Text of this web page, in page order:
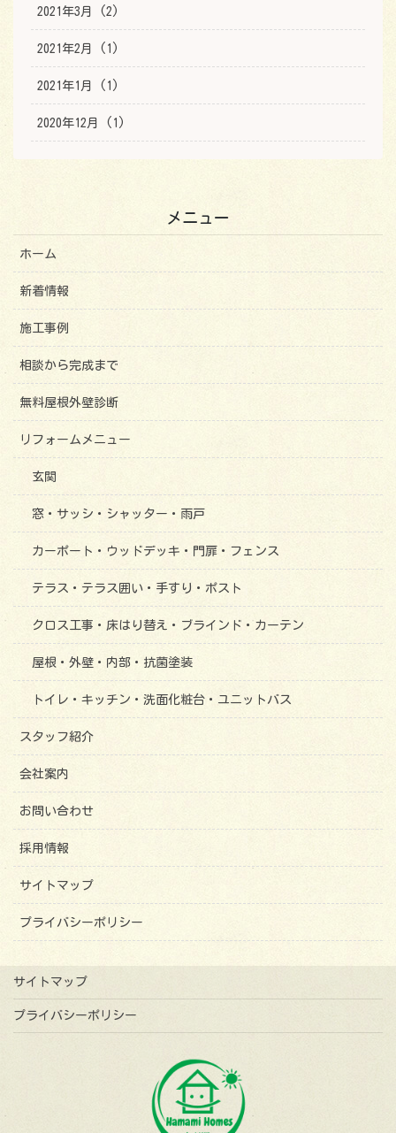
2021年3月 (2)
2021年2月 (1)
2021年1月 (1)
2020年12月 (1)
メニュー
ホーム
新着情報
施工事例
相談から完成まで
無料屋根外壁診断
リフォームメニュー
玄関
窓・サッシ・シャッター・雨戸
カーポート・ウッドデッキ・門扉・フェンス
テラス・テラス囲い・手すり・ポスト
クロス工事・床はり替え・ブラインド・カーテン
屋根・外壁・内部・抗菌塗装
トイレ・キッチン・洗面化粧台・ユニットバス
スタッフ紹介
会社案内
お問い合わせ
採用情報
サイトマップ
プライバシーポリシー
サイトマップ
プライバシーポリシー